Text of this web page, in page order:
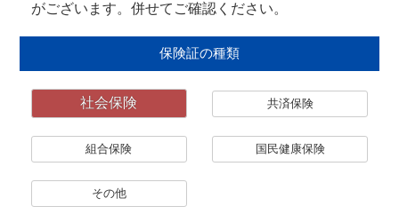
がございます。併せてご確認ください。
保険証の種類
社会保険 共済保険
組合保険 国民健康保険
その他